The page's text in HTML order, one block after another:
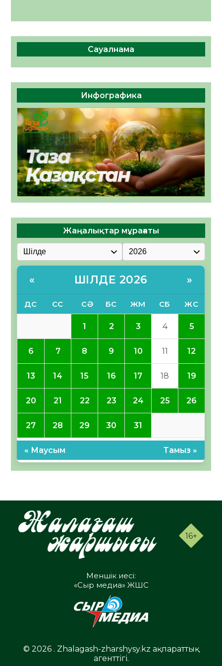
Сауалнама
Инфографика
Жаңалықтар мұрағаты
« ШІЛДЕ 2026 »
ДС СС СӘ БС ЖМ СБ ЖС
1 2 3 4 5
6 7 8 9 10 11 12
13 14 15 16 17 18 19
20 21 22 23 24 25 26
27 28 29 30 31
« Маусым Тамыз »
16+
Меншік иесі:
«Сыр медиа» ЖШС
© 2026 . Zhalagash-zharshysy.kz ақпараттық
агенттігі.